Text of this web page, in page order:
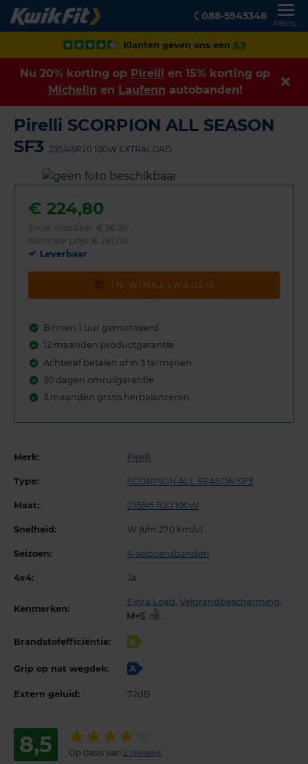
088-5945348
Menu
Klanten geven ons een 8,9
Nu 20% korting op Pirelli en 15% korting op
Michelin en Laufenn autobanden!
Pirelli SCORPION ALL SEASON
SF3 235/45R20 100W EXTRALOAD
€ 224,80
Jouw voordeel: € 56,20
Normale prijs: € 281,00
Leverbaar
IN WINKELWAGEN
Binnen 1 uur gemonteerd
12 maanden productgarantie
Achteraf betalen of in 3 termijnen
30 dagen omruilgarantie
3 maanden gratis herbalanceren
Merk: Pirelli
Type: SCORPION ALL SEASON SF3
Maat: 235/45 R20 100W
Snelheid: W (t/m 270 km/u)
Seizoen: 4-seizoensbanden
4x4: Ja
Kenmerken:
Extra Load Velgrandbescherming
,
Brandstofefficiëntie: B
Grip op nat wegdek: A
Extern geluid: 72dB
8,5 Op basis van 2 reviews